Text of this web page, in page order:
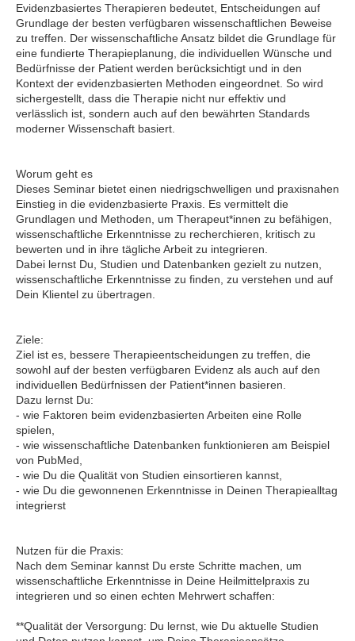
Evidenzbasiertes Therapieren bedeutet, Entscheidungen auf
Grundlage der besten verfügbaren wissenschaftlichen Beweise
zu treffen. Der wissenschaftliche Ansatz bildet die Grundlage für
eine fundierte Therapieplanung, die individuellen Wünsche und
Bedürfnisse der Patient werden berücksichtigt und in den
Kontext der evidenzbasierten Methoden eingeordnet. So wird
sichergestellt, dass die Therapie nicht nur effektiv und
verlässlich ist, sondern auch auf den bewährten Standards
moderner Wissenschaft basiert.
Worum geht es
Dieses Seminar bietet einen niedrigschwelligen und praxisnahen
Einstieg in die evidenzbasierte Praxis. Es vermittelt die
Grundlagen und Methoden, um Therapeut*innen zu befähigen,
wissenschaftliche Erkenntnisse zu recherchieren, kritisch zu
bewerten und in ihre tägliche Arbeit zu integrieren.
Dabei lernst Du, Studien und Datenbanken gezielt zu nutzen,
wissenschaftliche Erkenntnisse zu finden, zu verstehen und auf
Dein Klientel zu übertragen.
Ziele:
Ziel ist es, bessere Therapieentscheidungen zu treffen, die
sowohl auf der besten verfügbaren Evidenz als auch auf den
individuellen Bedürfnissen der Patient*innen basieren.
Dazu lernst Du:
- wie Faktoren beim evidenzbasierten Arbeiten eine Rolle
spielen,
- wie wissenschaftliche Datenbanken funktionieren am Beispiel
von PubMed,
- wie Du die Qualität von Studien einsortieren kannst,
- wie Du die gewonnenen Erkenntnisse in Deinen Therapiealltag
integrierst
Nutzen für die Praxis:
Nach dem Seminar kannst Du erste Schritte machen, um
wissenschaftliche Erkenntnisse in Deine Heilmittelpraxis zu
integrieren und so einen echten Mehrwert schaffen:
**Qualität der Versorgung: Du lernst, wie Du aktuelle Studien